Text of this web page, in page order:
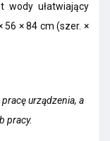
wody ułatwiający
× 84 cm (szer. ×
urządzenia, a
pracy.